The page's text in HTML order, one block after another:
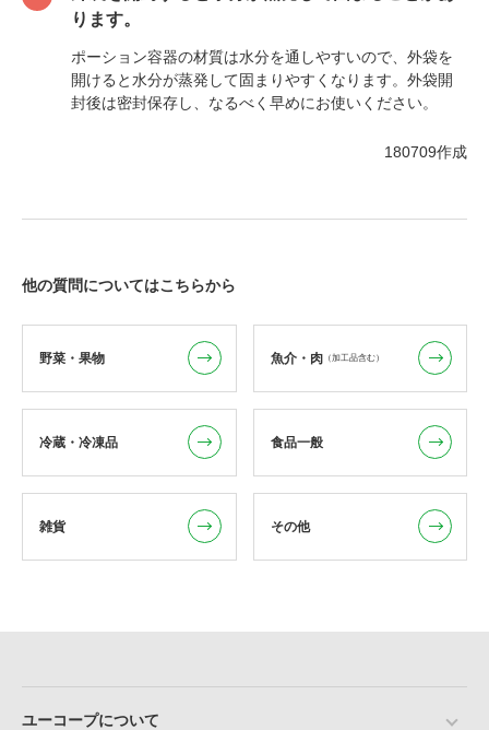
ります。
ポーション容器の材質は水分を通しやすいので、外袋を
開けると水分が蒸発して固まりやすくなります。外袋開
封後は密封保存し、なるべく早めにお使いください。
180709作成
他の質問についてはこちらから
野菜・果物 魚介・肉 （加工品含む）
冷蔵・冷凍品 食品一般
雑貨 その他
ユーコープについて